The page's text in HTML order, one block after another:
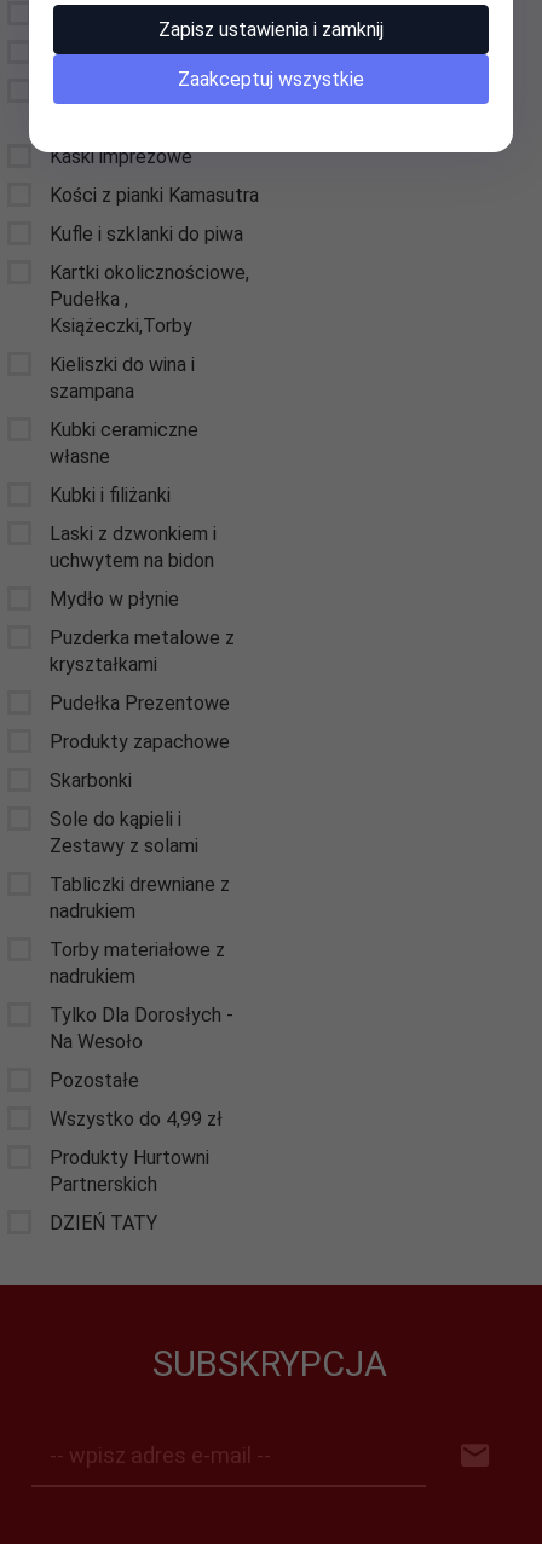
Figury i Figurki
Gry
Kamizelki odblaskowe z
Kaski imprezowe
Kości z pianki Kamasutra
Kufle i szklanki do piwa
Kartki okolicznościowe,
Pudełka ,
Książeczki,Torby
Kieliszki do wina i
szampana
Kubki ceramiczne
własne
Kubki i filiżanki
Laski z dzwonkiem i
uchwytem na bidon
Mydło w płynie
Puzderka metalowe z
kryształkami
Pudełka Prezentowe
Produkty zapachowe
Skarbonki
Sole do kąpieli i
Zestawy z solami
Tabliczki drewniane z
nadrukiem
Torby materiałowe z
nadrukiem
Tylko Dla Dorosłych -
Na Wesoło
Pozostałe
Wszystko do 4,99 zł
Produkty Hurtowni
Partnerskich
DZIEŃ TATY
SUBSKRYPCJA
-- wpisz adres e-mail --
Zapisz ustawienia i zamknij
Zaakceptuj wszystkie